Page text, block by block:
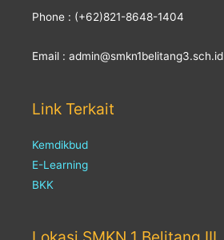
Phone : (+62)821-8648-1404
Email : admin@smkn1belitang3.sch.id
Link Terkait
Kemdikbud
E-Learning
BKK